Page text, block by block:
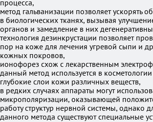
процесса,
метод гальванизации позволяет ускорять
в биологических тканях, вызывая
органов и замедление в них
технология дезинкрустации позволяет
пор на коже для лечения угревой сыпи и
кожных покровов,
ионофорез схож с лекарственным
данный метод используется в
глубокие слои кожи различных веществ,
в редких случаях аппараты могут
микрополяризации, оказывающей
работу структур нервной системы, однако
данного метода существуют специальные